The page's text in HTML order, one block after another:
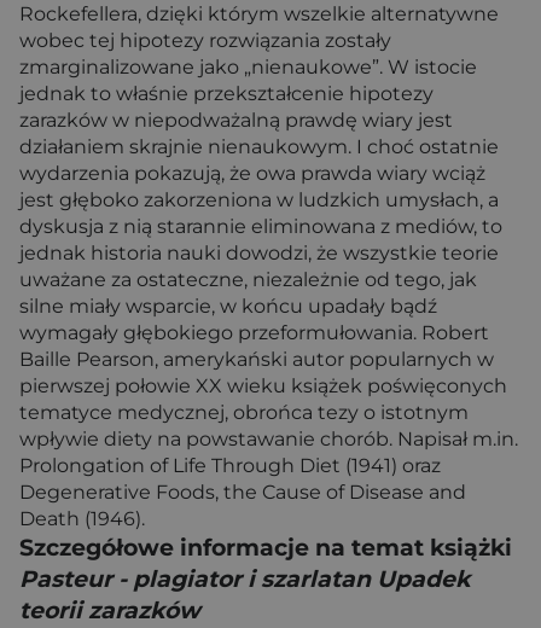
Rockefellera, dzięki którym wszelkie alternatywne
wobec tej hipotezy rozwiązania zostały
zmarginalizowane jako „nienaukowe”. W istocie
jednak to właśnie przekształcenie hipotezy
zarazków w niepodważalną prawdę wiary jest
działaniem skrajnie nienaukowym. I choć ostatnie
wydarzenia pokazują, że owa prawda wiary wciąż
jest głęboko zakorzeniona w ludzkich umysłach, a
dyskusja z nią starannie eliminowana z mediów, to
jednak historia nauki dowodzi, że wszystkie teorie
uważane za ostateczne, niezależnie od tego, jak
silne miały wsparcie, w końcu upadały bądź
wymagały głębokiego przeformułowania. Robert
Baille Pearson, amerykański autor popularnych w
pierwszej połowie XX wieku książek poświęconych
tematyce medycznej, obrońca tezy o istotnym
wpływie diety na powstawanie chorób. Napisał m.in.
Prolongation of Life Through Diet (1941) oraz
Degenerative Foods, the Cause of Disease and
Death (1946).
Szczegółowe informacje na temat książki
Pasteur - plagiator i szarlatan Upadek
teorii zarazków